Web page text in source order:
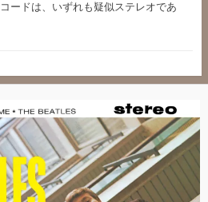
ードは、いずれも疑似ステレオであ